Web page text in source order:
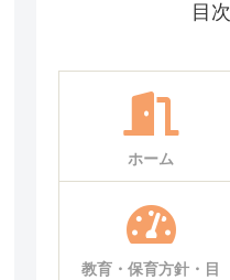
目次
ホーム
教育・保育方針・目